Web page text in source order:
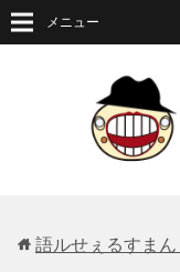
メニュー
語ルせぇるすまん